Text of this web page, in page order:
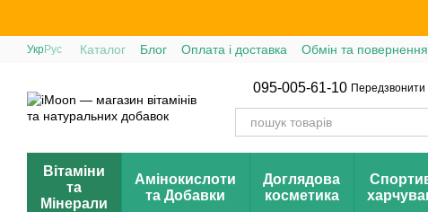
УкрРус Каталог Блог Оплата і доставка Обмін та повернення
095-005-61-10
Вітаміни
та
Мінерали
Амінокислоти
та Добавки
Доглядова
косметика